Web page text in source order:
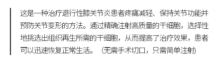
这是一种治疗退行性膝关节炎患者疼痛减轻、保持关节功能并
预防关节变形的方法。通过精确注射高质量的干细胞，选择性
地挑选出组织再生所需的干细胞，从而提高了治疗效果，患者
可以迅速恢复正常生活。（无需手术切口，只需简单注射)